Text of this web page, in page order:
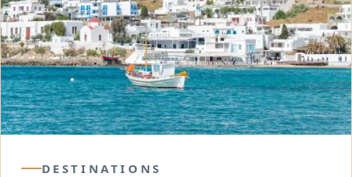
DESTINATIONS